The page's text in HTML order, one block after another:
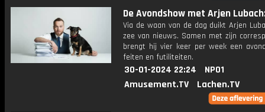
De Avondshow met Arjen
Via de waan van de dag duikt Arjen
zee van nieuws. Samen met zijn
brengt hij vier keer per week een
feiten en futiliteiten.
30-01-2024 22:24
NPO1
Amusement.TV
Lachen.TV